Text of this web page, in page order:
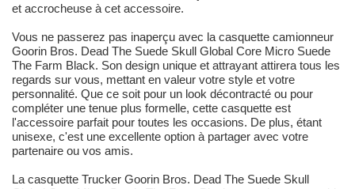
et accrocheuse à cet accessoire.
Vous ne passerez pas inaperçu avec la casquette camionneur
Goorin Bros. Dead The Suede Skull Global Core Micro Suede
The Farm Black. Son design unique et attrayant attirera tous les
regards sur vous, mettant en valeur votre style et votre
personnalité. Que ce soit pour un look décontracté ou pour
compléter une tenue plus formelle, cette casquette est
l'accessoire parfait pour toutes les occasions. De plus, étant
unisexe, c'est une excellente option à partager avec votre
partenaire ou vos amis.
La casquette Trucker Goorin Bros. Dead The Suede Skull